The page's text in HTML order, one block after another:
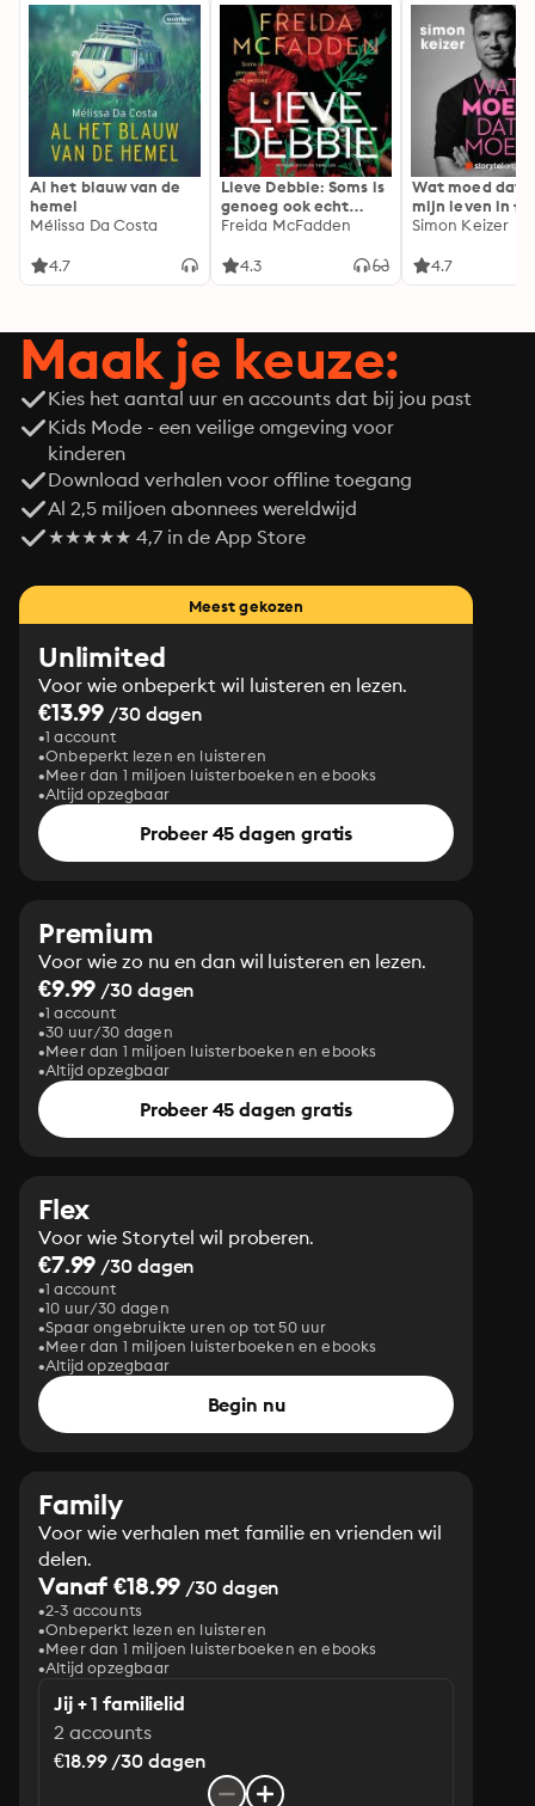
Al het blauw van de
hemel
Mélissa Da Costa
4.7
Lieve Debbie: Soms is
genoeg ook echt
genoeg...
Freida McFadden
4.3
Wat moed dat
mijn leven in
Simon Keizer
4.7
Maak je keuze:
Kies het aantal uur en accounts dat bij jou past
Kids Mode - een veilige omgeving voor
kinderen
Download verhalen voor offline toegang
Al 2,5 miljoen abonnees wereldwijd
★★★★★ 4,7 in de App Store
Meest gekozen
Unlimited
Voor wie onbeperkt wil luisteren en lezen.
€13.99 /30 dagen
1 account
Onbeperkt lezen en luisteren
Meer dan 1 miljoen luisterboeken en ebooks
Altijd opzegbaar
Probeer 45 dagen gratis
Premium
Voor wie zo nu en dan wil luisteren en lezen.
€9.99 /30 dagen
1 account
30 uur/30 dagen
Meer dan 1 miljoen luisterboeken en ebooks
Altijd opzegbaar
Probeer 45 dagen gratis
Flex
Voor wie Storytel wil proberen.
€7.99 /30 dagen
1 account
10 uur/30 dagen
Spaar ongebruikte uren op tot 50 uur
Meer dan 1 miljoen luisterboeken en ebooks
Altijd opzegbaar
Begin nu
Family
Voor wie verhalen met familie en vrienden wil
delen.
Vanaf €18.99 /30 dagen
2-3 accounts
Onbeperkt lezen en luisteren
Meer dan 1 miljoen luisterboeken en ebooks
Altijd opzegbaar
Jij + 1 familielid
2 accounts
€18.99 /30 dagen